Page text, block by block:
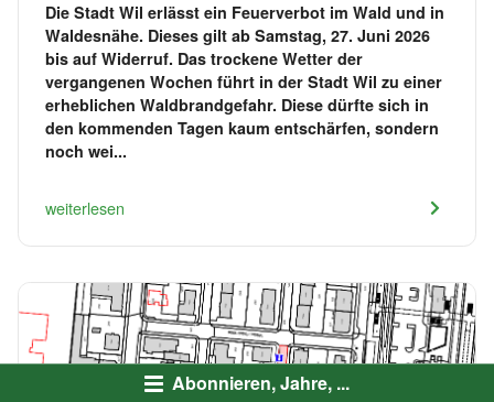
Abonnieren, Jahre, ...
Die Stadt Wil erlässt ein Feuerverbot im Wald und in
Waldesnähe. Dieses gilt ab Samstag, 27. Juni 2026
bis auf Widerruf. Das trockene Wetter der
vergangenen Wochen führt in der Stadt Wil zu einer
erheblichen Waldbrandgefahr. Diese dürfte sich in
den kommenden Tagen kaum entschärfen, sondern
noch wei...
weiterlesen